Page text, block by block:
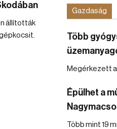
állították
Gazdaság
Több
Megérkezett
Épülhet a
Több mint 19